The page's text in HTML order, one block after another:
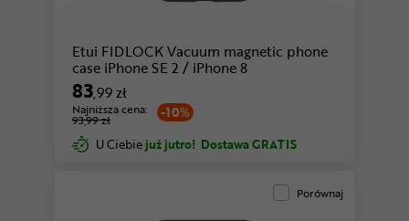
Etui FIDLOCK Vacuum magnetic phone
case iPhone SE 2 / iPhone 8
83,99 zł
-10%
Najniższa cena:
93,99 zł
U Ciebie już jutro! Dostawa GRATIS
Porównaj